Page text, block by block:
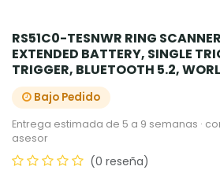
RS51C0-TESNWR RING
EXTENDED BATTERY, SINGLE
TRIGGER, BLUETOOTH 5.2,
Bajo Pedido
Entrega estimada de 5 a 9 semanas ·
asesor
(0 reseña)